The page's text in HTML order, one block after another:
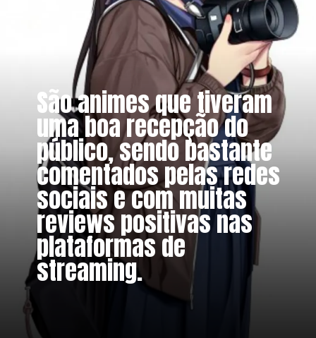
São animes que tiveram
uma boa recepção do
público, sendo bastante
comentados pelas redes
sociais e com muitas
reviews positivas nas
plataformas de
streaming.